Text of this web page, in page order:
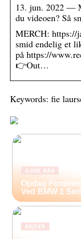
13. jun. 2022 —
du videoen? Så
MERCH: https://
smid endelig et
på https://
👉Out…
Keywords: fie
GODE RÅD
Opdag
Ved BMW 1
REJSER